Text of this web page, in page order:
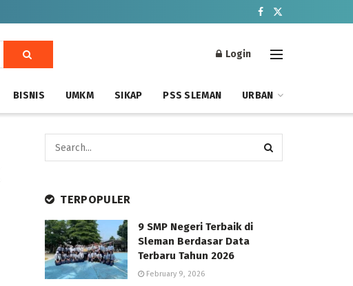
Login
BISNIS UMKM SIKAP PSS SLEMAN URBAN
TERPOPULER
9 SMP Negeri Terbaik di
Sleman Berdasar Data
Terbaru Tahun 2026
February 9, 2026